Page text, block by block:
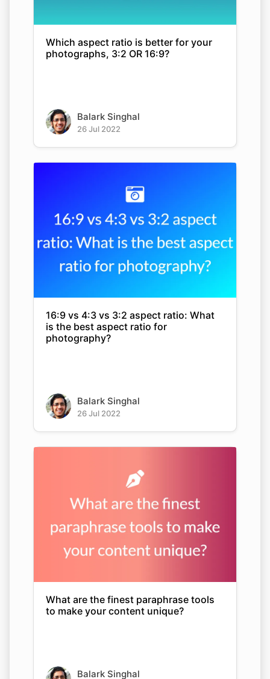
Which aspect ratio is better for your
photographs, 3:2 OR 16:9?
Balark Singhal
26 Jul 2022
16:9 vs 4:3 vs 3:2 aspect ratio: What
is the best aspect ratio for
photography?
Balark Singhal
26 Jul 2022
What are the finest paraphrase tools
to make your content unique?
Balark Singhal